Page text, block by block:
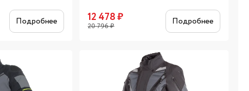
Подробнее 12 478₽
20 796₽ Подробнее